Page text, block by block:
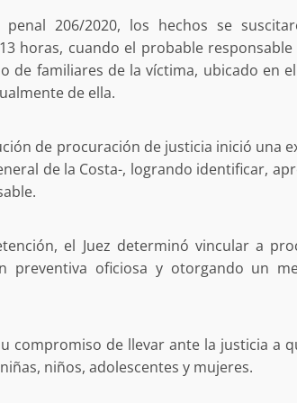
206/2020, los hechos se
horas, cuando el probable
de familiares de la víctima, ubicado en
de ella.
de procuración de justicia inició una
de la Costa-, logrando identificar,
el Juez determinó vincular a
preventiva oficiosa y otorgando un
compromiso de llevar ante la justicia a
niños, adolescentes y mujeres.
a cinco mujeres oaxaqueñas
destacadas
7
la circulación vehicular a la